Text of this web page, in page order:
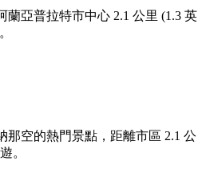
亞普拉特市中心 2.1 公里 (1.3 英
那空的熱門景點，距離市區 2.1 公
。